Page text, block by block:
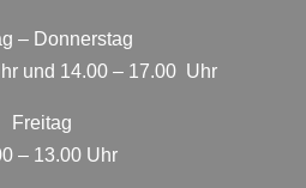
– Donnerstag
und 14.00 – 17.00 Uhr
Freitag
– 13.00 Uhr